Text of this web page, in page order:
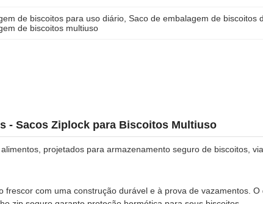
de biscoitos para uso diário , Saco de embalagem de biscoitos
de biscoitos multiuso
- Sacos Ziplock para Biscoitos Multiuso
projetados para armazenamento seguro de biscoitos,
frescor com uma construção durável e à prova de vazamentos.